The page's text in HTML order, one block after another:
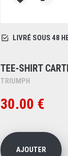
LIVRÉ SOUS 48
TEE-SHIRT
TRIUMPH
30.00 €
AJOUTER